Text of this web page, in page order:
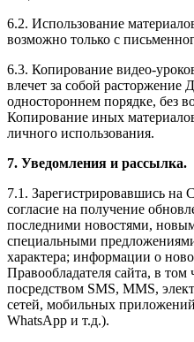
6.2. Использование
возможно только с
6.3. Копирование видео-
влечет за собой
одностороннем порядке, без
Копирование иных
личного использования.
7. Уведомления и рассылка.
7.1. Зарегистрировавшись на
согласие на получение
последними новостями,
специальными
характера; информации о
Правообладателя сайта, в
посредством SMS, MMS,
сетей, мобильных
WhatsApp и т.д.).